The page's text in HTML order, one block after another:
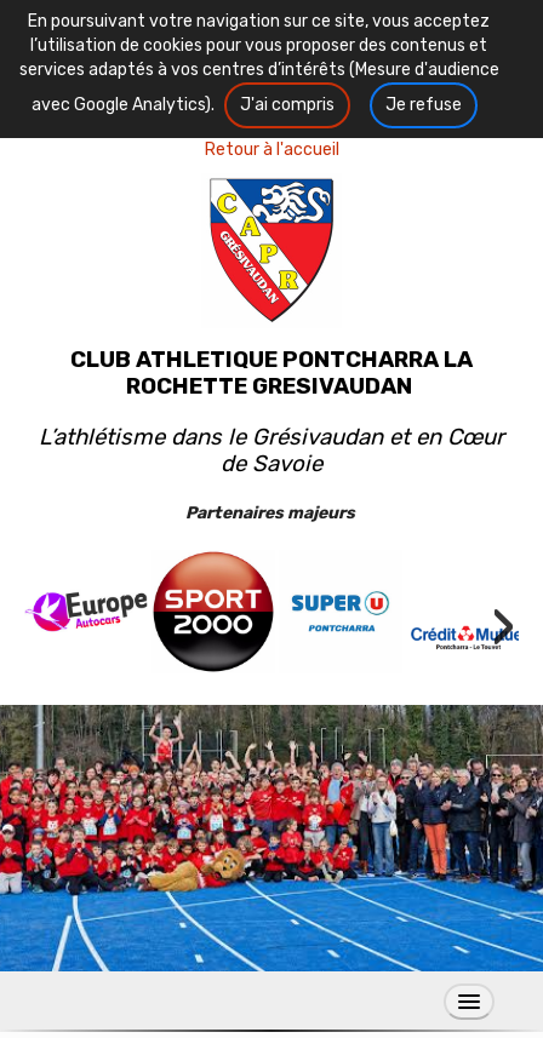
En poursuivant votre navigation sur ce site, vous acceptez
l’utilisation de cookies pour vous proposer des contenus et
services adaptés à vos centres d’intérêts (Mesure d'audience
avec Google Analytics).
J'ai compris Je refuse
Retour à l'accueil
CLUB ATHLETIQUE PONTCHARRA LA
ROCHETTE GRESIVAUDAN
L’athlétisme dans le Grésivaudan et en Cœur
de Savoie
Partenaires majeurs
›